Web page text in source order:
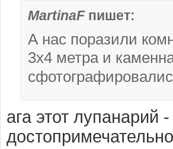
MartinaFпишет:
А нас поразили
3х4 метра и
ага этот лупанарий